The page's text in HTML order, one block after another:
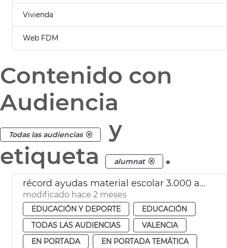
Vivienda
Web FDM
Contenido con
Audiencia
Todas las audiencias
y
etiqueta
alumnat .
récord ayudas material escolar 3.000 alumnos València
modificado hace 2 meses
EDUCACIÓN Y DEPORTE
EDUCACIÓN
TODAS LAS AUDIENCIAS
VALENCIA
EN PORTADA
EN PORTADA TEMÁTICA